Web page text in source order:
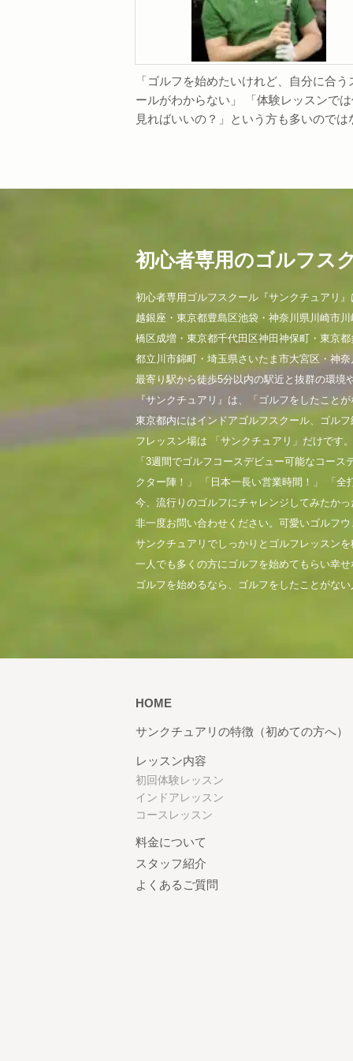
「ゴルフを始めたいけれど、自分に合う
ールがわからない」 「体験レッスンで
見ればいいの？」という方も多いのでは
初心者専用のゴルフス
初心者専用ゴルフスクール『サンクチュアリ
越銀座・東京都豊島区池袋・神奈川県川崎市
橋区成増・東京都千代田区神田神保町・東京
都立川市錦町・埼玉県さいたま市大宮区・神
最寄り駅から徒歩5分以内の駅近と抜群の環境
『サンクチュアリ』は、「ゴルフをしたこと
東京都内にはインドアゴルフスクール、ゴル
フレッスン場は 「サンクチュアリ」だけです
「3週間でゴルフコースデビュー可能なコー
クター陣！」 「日本一長い営業時間！」 「全
今、流行りのゴルフにチャレンジしてみたか
非一度お問い合わせください。可愛いゴルフ
サンクチュアリでしっかりとゴルフレッスン
一人でも多くの方にゴルフを始めてもらい幸
ゴルフを始めるなら、ゴルフをしたことがな
HOME
サンクチュアリの特徴（初めての方へ）
レッスン内容
初回体験レッスン
インドアレッスン
コースレッスン
料金について
スタッフ紹介
よくあるご質問